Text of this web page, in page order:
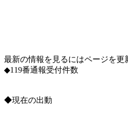
最新の情報を見るにはページを更
◆119番通報受付件数
◆現在の出動